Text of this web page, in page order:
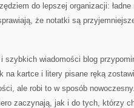
do lepszej organizacji: ładne
że notatki są
szybkich wiadomości blog
na kartce i litery pisane ręką
ale robi to w sposób
zaczynają, jak i do tych, którzy